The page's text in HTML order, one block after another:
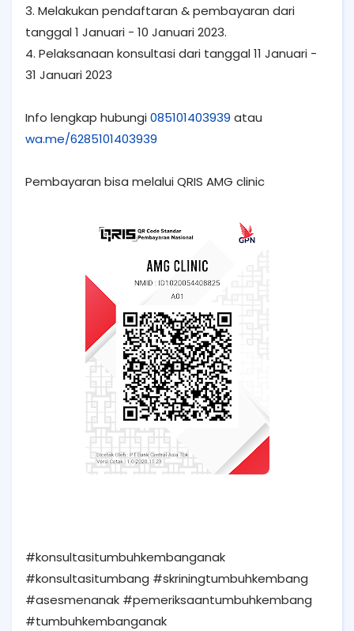
3. Melakukan pendaftaran & pembayaran dari
tanggal 1 Januari - 10 Januari 2023.
4. Pelaksanaan konsultasi dari tanggal 11 Januari -
31 Januari 2023
Info lengkap hubungi085101403939 atau
wa.me/6285101403939
Pembayaran bisa melalui QRIS AMG clinic
#konsultasitumbuhkembanganak
#konsultasitumbang #skriningtumbuhkembang
#asesmenanak #pemeriksaantumbuhkembang
#tumbuhkembanganak